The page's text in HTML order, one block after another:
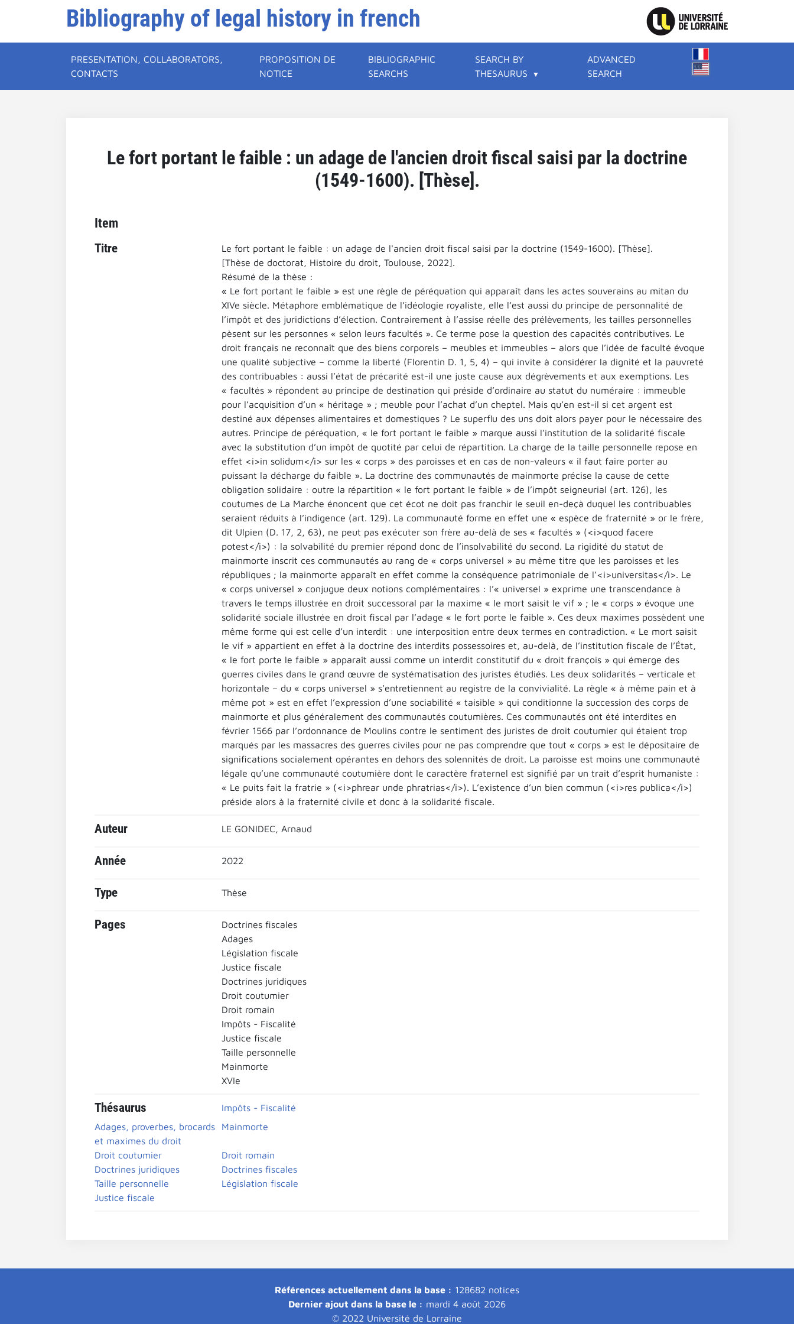
Bibliography of legal history in french
PRESENTATION, COLLABORATORS,
CONTACTS
PROPOSITION DE
NOTICE
BIBLIOGRAPHIC
SEARCHS
SEARCH BY
THESAURUS
ADVANCED
SEARCH
Le fort portant le faible : un adage de l'ancien droit fiscal saisi par la doctrine
(1549-1600). [Thèse].
Item
Titre
Le fort portant le faible : un adage de l'ancien droit fiscal saisi par la doctrine (1549-1600). [Thèse].
[Thèse de doctorat, Histoire du droit, Toulouse, 2022].
Résumé de la thèse :
« Le fort portant le faible » est une règle de péréquation qui apparaît dans les actes souverains au mitan du
XIVe siècle. Métaphore emblématique de l’idéologie royaliste, elle l’est aussi du principe de personnalité de
l’impôt et des juridictions d’élection. Contrairement à l’assise réelle des prélèvements, les tailles personnelles
pèsent sur les personnes « selon leurs facultés ». Ce terme pose la question des capacités contributives. Le
droit français ne reconnaît que des biens corporels – meubles et immeubles – alors que l’idée de faculté évoque
une qualité subjective – comme la liberté (Florentin D. 1, 5, 4) – qui invite à considérer la dignité et la pauvreté
des contribuables : aussi l’état de précarité est-il une juste cause aux dégrèvements et aux exemptions. Les
« facultés » répondent au principe de destination qui préside d’ordinaire au statut du numéraire : immeuble
pour l’acquisition d’un « héritage » ; meuble pour l’achat d’un cheptel. Mais qu’en est-il si cet argent est
destiné aux dépenses alimentaires et domestiques ? Le superflu des uns doit alors payer pour le nécessaire des
autres. Principe de péréquation, « le fort portant le faible » marque aussi l’institution de la solidarité fiscale
avec la substitution d’un impôt de quotité par celui de répartition. La charge de la taille personnelle repose en
effet <i>in solidum</i> sur les « corps » des paroisses et en cas de non-valeurs « il faut faire porter au
puissant la décharge du faible ». La doctrine des communautés de mainmorte précise la cause de cette
obligation solidaire : outre la répartition « le fort portant le faible » de l’impôt seigneurial (art. 126), les
coutumes de La Marche énoncent que cet écot ne doit pas franchir le seuil en-deçà duquel les contribuables
seraient réduits à l’indigence (art. 129). La communauté forme en effet une « espèce de fraternité » or le frère,
dit Ulpien (D. 17, 2, 63), ne peut pas exécuter son frère au-delà de ses « facultés » (<i>quod facere
potest</i>) : la solvabilité du premier répond donc de l’insolvabilité du second. La rigidité du statut de
mainmorte inscrit ces communautés au rang de « corps universel » au même titre que les paroisses et les
républiques ; la mainmorte apparaît en effet comme la conséquence patrimoniale de l’<i>universitas</i>. Le
« corps universel » conjugue deux notions complémentaires : l’« universel » exprime une transcendance à
travers le temps illustrée en droit successoral par la maxime « le mort saisit le vif » ; le « corps » évoque une
solidarité sociale illustrée en droit fiscal par l’adage « le fort porte le faible ». Ces deux maximes possèdent une
même forme qui est celle d’un interdit : une interposition entre deux termes en contradiction. « Le mort saisit
le vif » appartient en effet à la doctrine des interdits possessoires et, au-delà, de l’institution fiscale de l’État,
« le fort porte le faible » apparaît aussi comme un interdit constitutif du « droit françois » qui émerge des
guerres civiles dans le grand œuvre de systématisation des juristes étudiés. Les deux solidarités – verticale et
horizontale – du « corps universel » s’entretiennent au registre de la convivialité. La règle « à même pain et à
même pot » est en effet l’expression d’une sociabilité « taisible » qui conditionne la succession des corps de
mainmorte et plus généralement des communautés coutumières. Ces communautés ont été interdites en
février 1566 par l’ordonnance de Moulins contre le sentiment des juristes de droit coutumier qui étaient trop
marqués par les massacres des guerres civiles pour ne pas comprendre que tout « corps » est le dépositaire de
significations socialement opérantes en dehors des solennités de droit. La paroisse est moins une communauté
légale qu’une communauté coutumière dont le caractère fraternel est signifié par un trait d’esprit humaniste :
« Le puits fait la fratrie » (<i>phrear unde phratrias</i>). L’existence d’un bien commun (<i>res publica</i>)
préside alors à la fraternité civile et donc à la solidarité fiscale.
Auteur LE GONIDEC, Arnaud
Année 2022
Type Thèse
Pages
Doctrines fiscales
Adages
Législation fiscale
Justice fiscale
Doctrines juridiques
Droit coutumier
Droit romain
Impôts - Fiscalité
Justice fiscale
Taille personnelle
Mainmorte
XVIe
Thésaurus
Impôts - Fiscalité
Adages, proverbes, brocards
et maximes du droit
Mainmorte
Droit coutumier
Droit romain
Doctrines juridiques
Doctrines fiscales
Taille personnelle
Législation fiscale
Justice fiscale
Références actuellement dans la base : 128682 notices
Dernier ajout dans la base le : mardi 4 août 2026
© 2022 Université de Lorraine